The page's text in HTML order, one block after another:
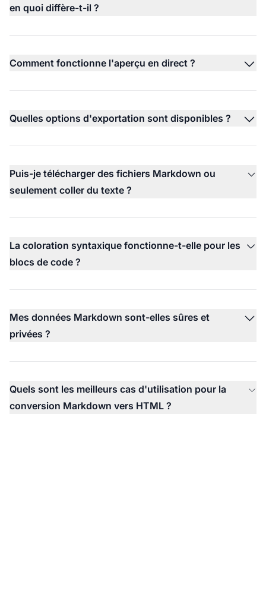
en quoi diffère-t-il ?
Comment fonctionne l'aperçu en direct ?
Quelles options d'exportation sont disponibles ?
Puis-je télécharger des fichiers Markdown ou
seulement coller du texte ?
La coloration syntaxique fonctionne-t-elle pour les
blocs de code ?
Mes données Markdown sont-elles sûres et
privées ?
Quels sont les meilleurs cas d'utilisation pour la
conversion Markdown vers HTML ?